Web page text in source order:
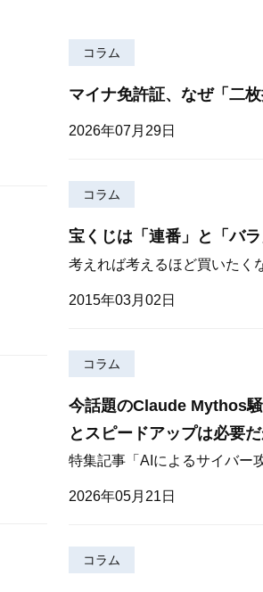
コラム
マイナ免許証、なぜ「二
2026年07月29日
コラム
宝くじは「連番」と「バ
考えれば考えるほど買いたく
2015年03月02日
コラム
今話題のClaude Mythos
とスピードアップは必要
特集記事「AIによるサイバー
2026年05月21日
コラム